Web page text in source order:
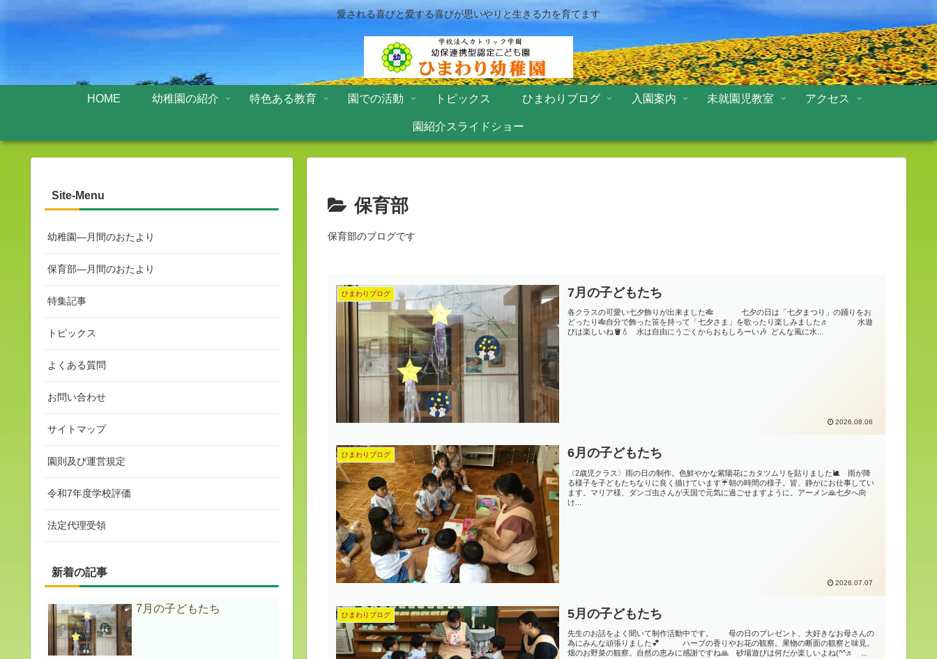
愛される喜びと愛する喜びが思いやりと生きる力を育てます
HOME 幼稚園の紹介 特色ある教育 園での活動 トピックス ひまわりブログ 入園案内 未就園児教室 アクセス
園紹介スライドショー
保育部
保育部のブログです
ひまわりブログ 7月の子どもたち
各クラスの可愛い七夕飾りが出来ました🎋 七夕の日は「七夕まつり」の踊りをお
どったり🎋自分で飾った笹を持って「七夕さま」を歌ったり楽しみました♬ 水遊
びは楽しいね🪣💧 水は自由にうごくからおもしろーい🎶 どんな風に水...
2026.08.06
ひまわりブログ 6月の子どもたち
〈2歳児クラス〉雨の日の制作。色鮮やかな紫陽花にカタツムリを貼りました🐌 雨が降
る様子を子どもたちなりに良く描けています☔朝の時間の様子。皆、静かにお仕事してい
ます。マリア様、ダンゴ虫さんが天国で元気に過ごせますように。アーメン🙏七夕へ向
け...
2026.07.07
ひまわりブログ 5月の子どもたち
先生のお話をよく聞いて制作活動中です。 母の日のプレゼント、大好きなお母さんの
為にみんな頑張りました💕 ハーブの香りやお花の観察。果物の断面の観察と味見。
畑のお野菜の観察。自然の恵みに感謝ですね🙏 砂場遊びは何だか楽しいよね(^^♬ ...
Site-Menu
幼稚園—月間のおたより
保育部—月間のおたより
特集記事
トピックス
よくある質問
お問い合わせ
サイトマップ
園則及び運営規定
令和7年度学校評価
法定代理受領
新着の記事
7月の子どもたち